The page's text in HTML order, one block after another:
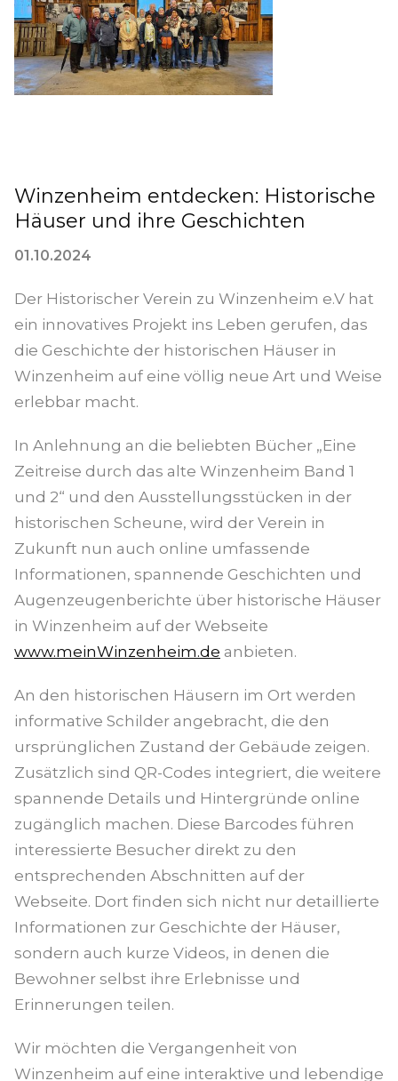
Winzenheim entdecken: Historische
Häuser und ihre Geschichten
01.10.2024
Der Historischer Verein zu Winzenheim e.V hat
ein innovatives Projekt ins Leben gerufen, das
die Geschichte der historischen Häuser in
Winzenheim auf eine völlig neue Art und Weise
erlebbar macht.
In Anlehnung an die beliebten Bücher „Eine
Zeitreise durch das alte Winzenheim Band 1
und 2“ und den Ausstellungsstücken in der
historischen Scheune, wird der Verein in
Zukunft nun auch online umfassende
Informationen, spannende Geschichten und
Augenzeugenberichte über historische Häuser
in Winzenheim auf der Webseite
www.meinWinzenheim.de anbieten.
An den historischen Häusern im Ort werden
informative Schilder angebracht, die den
ursprünglichen Zustand der Gebäude zeigen.
Zusätzlich sind QR-Codes integriert, die weitere
spannende Details und Hintergründe online
zugänglich machen. Diese Barcodes führen
interessierte Besucher direkt zu den
entsprechenden Abschnitten auf der
Webseite. Dort finden sich nicht nur detaillierte
Informationen zur Geschichte der Häuser,
sondern auch kurze Videos, in denen die
Bewohner selbst ihre Erlebnisse und
Erinnerungen teilen.
Wir möchten die Vergangenheit von
Winzenheim auf eine interaktive und lebendige